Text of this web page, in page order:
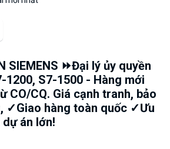
SIEMENS ⏩Đại lý ủy quyền
1200, S7-1500 - Hàng mới
CO/CQ. Giá cạnh tranh, bảo
✓Giao hàng toàn quốc ✓Ưu
án lớn!